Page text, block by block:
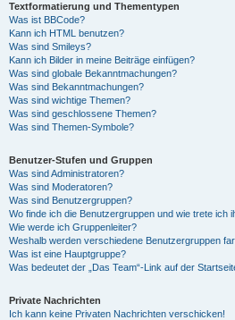
Textformatierung und Thementypen
Was ist BBCode?
Kann ich HTML benutzen?
Was sind Smileys?
Kann ich Bilder in meine Beiträge einfügen?
Was sind globale Bekanntmachungen?
Was sind Bekanntmachungen?
Was sind wichtige Themen?
Was sind geschlossene Themen?
Was sind Themen-Symbole?
Benutzer-Stufen und Gruppen
Was sind Administratoren?
Was sind Moderatoren?
Was sind Benutzergruppen?
Wo finde ich die Benutzergruppen und wie trete ich
Wie werde ich Gruppenleiter?
Weshalb werden verschiedene Benutzergruppen
Was ist eine Hauptgruppe?
Was bedeutet der „Das Team“-Link auf der
Private Nachrichten
Ich kann keine Privaten Nachrichten verschicken!